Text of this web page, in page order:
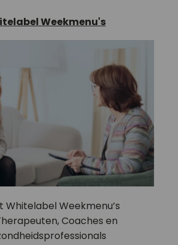
Weekmenu's
Whitelabel Weekmenu’s
Coaches en